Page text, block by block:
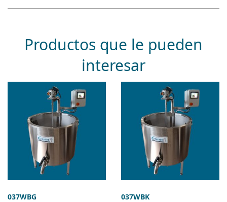
Productos que le pueden
interesar
037WBG 037WBK